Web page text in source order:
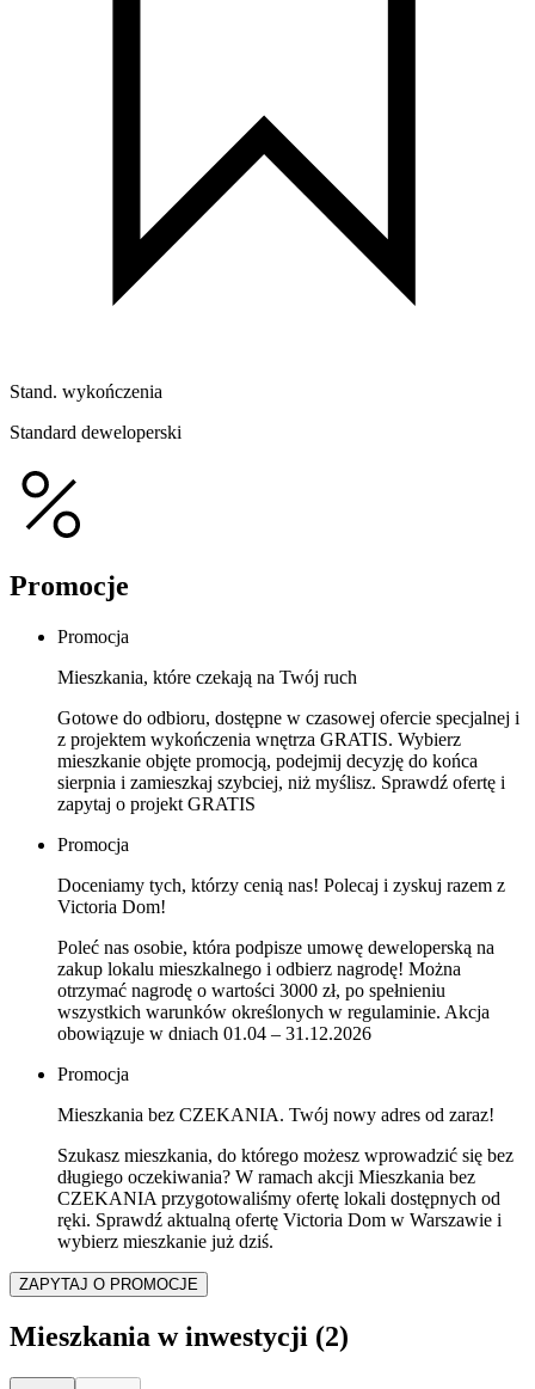
Stand. wykończenia
Standard deweloperski
Promocje
Promocja
Mieszkania, które czekają na Twój ruch
Gotowe do odbioru, dostępne w czasowej ofercie specjalnej i
z projektem wykończenia wnętrza GRATIS. Wybierz
mieszkanie objęte promocją, podejmij decyzję do końca
sierpnia i zamieszkaj szybciej, niż myślisz. Sprawdź ofertę i
zapytaj o projekt GRATIS
Promocja
Doceniamy tych, którzy cenią nas! Polecaj i zyskuj razem z
Victoria Dom!
Poleć nas osobie, która podpisze umowę deweloperską na
zakup lokalu mieszkalnego i odbierz nagrodę! Można
otrzymać nagrodę o wartości 3000 zł, po spełnieniu
wszystkich warunków określonych w regulaminie. Akcja
obowiązuje w dniach 01.04 – 31.12.2026
Promocja
Mieszkania bez CZEKANIA. Twój nowy adres od zaraz!
Szukasz mieszkania, do którego możesz wprowadzić się bez
długiego oczekiwania? W ramach akcji Mieszkania bez
CZEKANIA przygotowaliśmy ofertę lokali dostępnych od
ręki. Sprawdź aktualną ofertę Victoria Dom w Warszawie i
wybierz mieszkanie już dziś.
ZAPYTAJ O PROMOCJE
Mieszkania w inwestycji (2)